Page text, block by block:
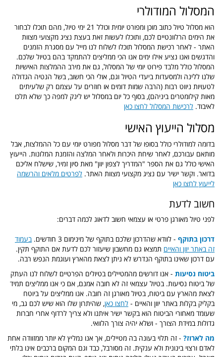
המסלול המודולרי
הוא מסלול טיול כתוב מוכן ומפורט יומית וכולל 21 ימי טיול, מהם תוכלו לבחור
את הימים הרלוונטיים לכם, ותוכלו לעשות זאת בעצת נציג מקצועי מצוות
האתר - לאחר רכישת המסלול תוכלו לשלוח לנו מייל עם מסגרת הזמנים
והדגשים ואנו נציע אילו ימים אנו הכי ממליצים להתמקד בהם בטיול שלכם.
המסלול כולל מלבד פירוט יומי של המסלול, גם את מירב ההמלצות האישיות
שלנו ללינה ולמסעדות ביעדי הטיול וגם, אולי הכי חשוב, בשל הנטיה הגדולה
לטעויות ניווט רבות (הרבה שמות דומים או חוזרים על עצמם רק שלעיתים
מאות קילומטרים ביניהם), בסוף כל יום במסלול יש לינק למפה כך שלא תלכו
לאיבוד. לרכישת המסלול לחצו כאן
מסלול הייעוץ האישי
בדומה למודולרי כולל בסופו של דבר מסלול מפורט יומי עם כל ההמלצות, אבל
מותאם עבורכם, לאחר שיחת היכרות ולאחר המלצה והזמנת המלונות. הייעוץ
האישי כולל גם את הספר "המדריך לצפון יוון" מאת סיון זמיר, שישלח אליכם
בדואר. וקשר ישיר עם נציג מקצועי מצוות האתר. לפרטים מלאים והרשמה
לייעוץ לחצו כאן
חשוב לדעת
לפני טיול מאורגן פרטי או עצמאי חשוב לדאוג לכמה דברים:
דרכון בתוקף - לוודא שהדרכון שלכם בתוקף של מינימום 3 חודשים.
בעמוד
זה באתר יוון והאיים תמצאו גם מחשבון שיעזור לכם לדעת אם התוקף תקין.
עם דרכון שאינו בתוקף הנדרש לא ניתן לצאת מהארץ ועוגמת הנפש רבה.
ביטוח נסיעות - אנו דורשים מהמטיילים בטיולים הפרטיים לשלוח לנו העתק
של ביטוח נסיעות. בטיול עצמאי זה לא חובה אמנם, אם כי אנו ממליצים תמיד
לצאת מהארץ עם ביטוח, בטיול מאורגן זה חובה. אנו ממליצים על ביוטח
בקליק בקלות באתר יוון והאיים - לחצו כאן, שהיתרון שלו הוא שיש לכם גב, מי
שעומד מאחורי הביטוח הוא בקשר ישיר איתנו ולא צריך לרדוף אחרי חברות
גדולות במידת הצורך - ושלא יהיה צורך הלוואי.
מה לארוז? - זה תלוי בעונה בה מטיילים, אך אנו נמליץ לא יותר ממזוודה אחת
לאדם ורצוי בינונית ולא ענקית. זה מסורבל, כבד וגם המקום ברכבים אינו בלתי